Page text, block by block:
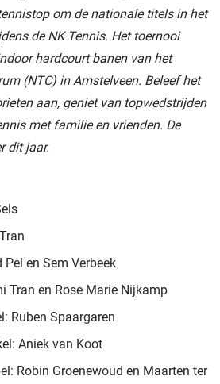
om de nationale titels in het
de NK Tennis. Het toernooi
hardcourt banen van het
(NTC) in Amstelveen. Beleef het
aan, geniet van topwedstrijden
met familie en vrienden. De
dit jaar.
en Sem Verbeek
Tran en Rose Marie Nijkamp
Ruben Spaargaren
Aniek van Koot
Robin Groenewoud en Maarten ter